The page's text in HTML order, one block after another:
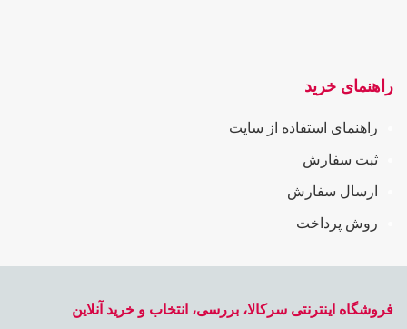
راهنمای خرید
راهنمای استفاده از سایت
ثبت سفارش
ارسال سفارش
روش پرداخت
فروشگاه اینترنتی سرکالا، بررسی، انتخاب و خرید آنلاین